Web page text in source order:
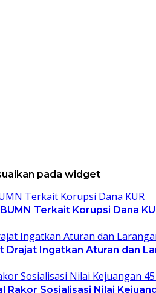
pada widget
Terkait Korupsi Dana
Ingatkan Aturan dan
Rakor Sosialisasi Nilai